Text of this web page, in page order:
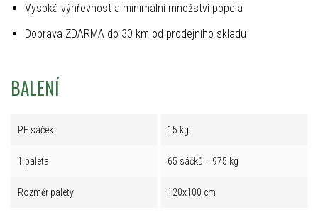
Vysoká výhřevnost a minimální množství popela
Doprava ZDARMA do 30 km od prodejního skladu
BALENÍ
PE sáček 15 kg
1 paleta 65 sáčků = 975 kg
Rozměr palety 120x100 cm